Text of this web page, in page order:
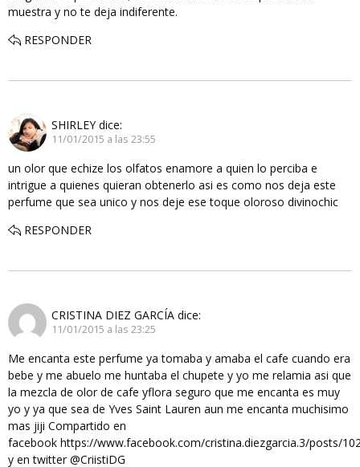
muestra y no te deja indiferente.
RESPONDER
SHIRLEY dice:
11/01/2015 a las 23:55
un olor que echize los olfatos enamore a quien lo perciba e
intrigue a quienes quieran obtenerlo asi es como nos deja este
perfume que sea unico y nos deje ese toque oloroso divinochic
RESPONDER
CRISTINA DIEZ GARCÍA dice:
11/01/2015 a las 23:25
Me encanta este perfume ya tomaba y amaba el cafe cuando era
bebe y me abuelo me huntaba el chupete y yo me relamia asi que
la mezcla de olor de cafe yflora seguro que me encanta es muy
yo y ya que sea de Yves Saint Lauren aun me encanta muchisimo
mas jiji Compartido en
facebook https://www.facebook.com/cristina.diezgarcia.3/posts/
y en twitter @CriistiDG